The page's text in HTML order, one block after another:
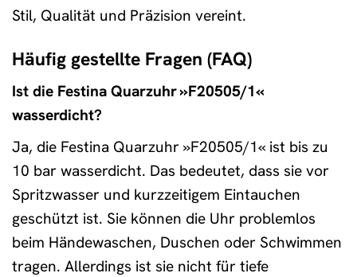
Stil, Qualität und Präzision vereint.
Häufig gestellte Fragen (FAQ)
Ist die Festina Quarzuhr »F20505/1«
wasserdicht?
Ja, die Festina Quarzuhr »F20505/1« ist bis zu
10 bar wasserdicht. Das bedeutet, dass sie vor
Spritzwasser und kurzzeitigem Eintauchen
geschützt ist. Sie können die Uhr problemlos
beim Händewaschen, Duschen oder Schwimmen
tragen. Allerdings ist sie nicht für tiefe